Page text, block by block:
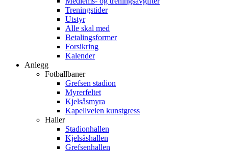
Treningstider
Utstyr
Alle skal med
Betalingsformer
Forsikring
Kalender
Anlegg
Fotballbaner
Grefsen stadion
Myrerfeltet
Kjelsåsmyra
Kapellveien kunstgress
Haller
Stadionhallen
Kjelsåshallen
Grefsenhallen